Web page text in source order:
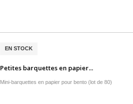
EN STOCK
Petites barquettes en papier...
Mini-barquettes en papier pour bento (lot de 80)